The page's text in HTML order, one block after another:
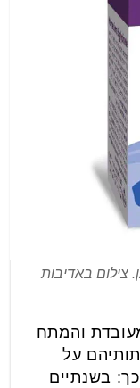
צילום באדיבות
והמתח
על
בשנתיים